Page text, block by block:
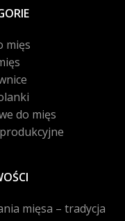
mięs
do mięs
mięsa – tradycja